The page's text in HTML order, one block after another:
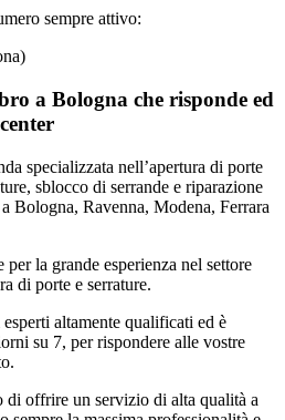
sempre attivo:
a Bologna che risponde ed
specializzata nell’apertura di porte
sblocco di serrande e riparazione
Bologna, Ravenna, Modena, Ferrara
la grande esperienza nel settore
di porte e serrature.
altamente qualificati ed è
su 7, per rispondere alle vostre
di offrire un servizio di alta qualità a